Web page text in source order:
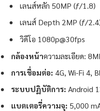
เลนส์หลัก 50MP (ƒ/1.8)
เลนส์ Depth 2MP (ƒ/
วิดีโอ 1080p@30fps
กล้องหน้าความละเอียด:
การเชื่อมต่อ: 4G, Wi-Fi 4,
ระบบปฏิบัติการ: Android
แบตเตอรี่ความจุ: 5,000